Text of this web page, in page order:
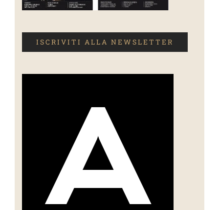
ISCRIVITI ALLA NEWSLETTER